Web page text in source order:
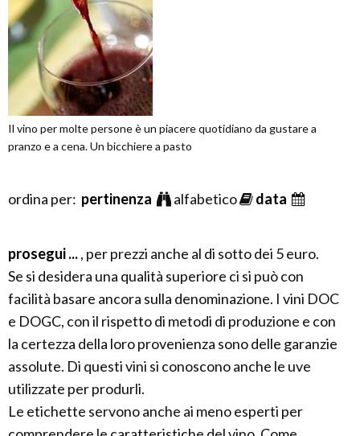
Il vino per molte persone è un piacere quotidiano da gustare a
pranzo e a cena. Un bicchiere a pasto
ordina per: pertinenza alfabetico data
prosegui ..., per prezzi anche al di sotto dei 5 euro.
Se si desidera una qualità superiore ci si può con
facilità basare ancora sulla denominazione. I vini DOC
e DOGC, con il rispetto di metodi di produzione e con
la certezza della loro provenienza sono delle garanzie
assolute. Di questi vini si conoscono anche le uve
utilizzate per produrli.
Le etichette servono anche ai meno esperti per